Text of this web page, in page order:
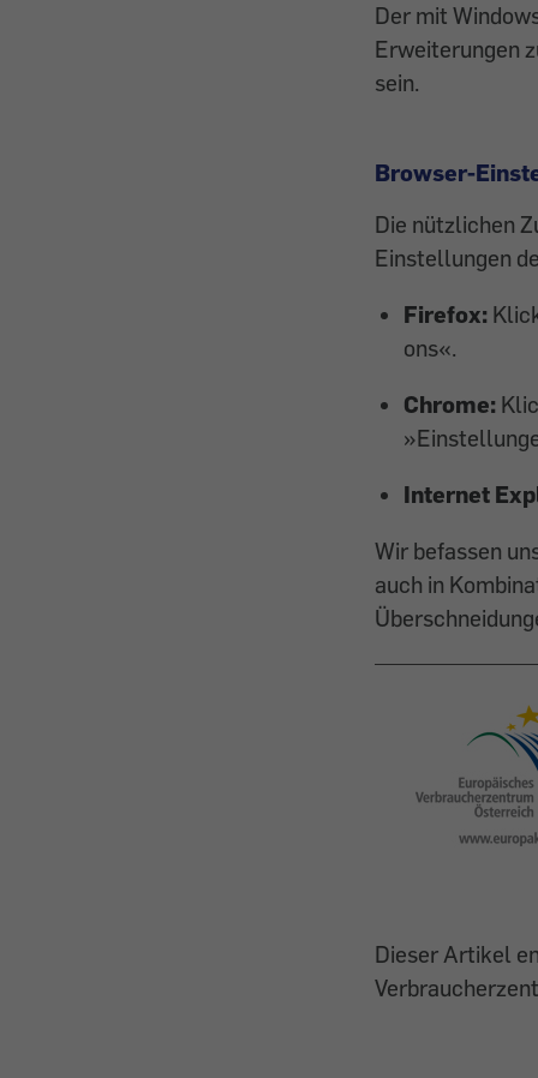
Der mit
Erweiterungen
sein.
Browser-
Die nützlichen
Einstellungen
Firefox:
ons«.
Chrome:
Internet
Wir befassen
auch in
Dieser Artikel